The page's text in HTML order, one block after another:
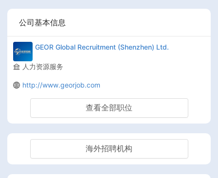
公司基本信息
GEOR Global Recruitment (Shenzhen) Ltd.
人力资源服务
http://www.georjob.com
查看全部职位
海外招聘机构